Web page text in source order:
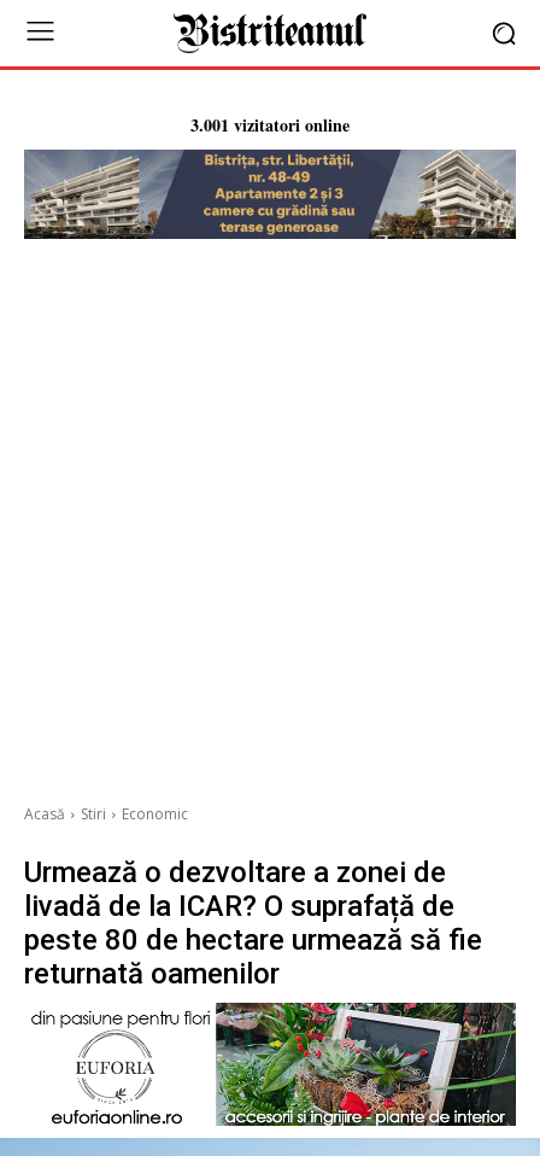
3.001 vizitatori online
Acasă Stiri Economic
Urmează o dezvoltare a zonei de
livadă de la ICAR? O suprafață de
peste 80 de hectare urmează să fie
returnată oamenilor